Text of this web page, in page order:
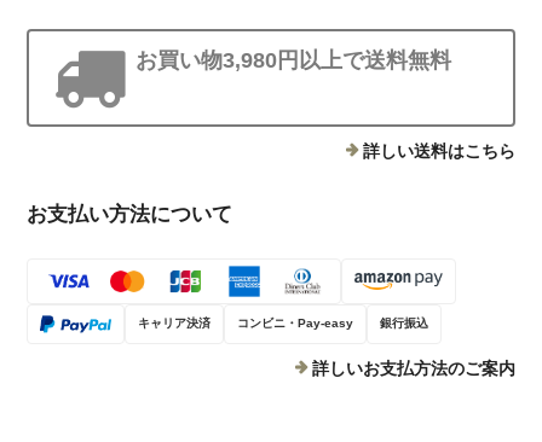
お買い物3,980円以上で送料無料
詳しい送料はこちら
お支払い方法について
キャリア決済 コンビニ・Pay-easy 銀行振込
詳しいお支払方法のご案内